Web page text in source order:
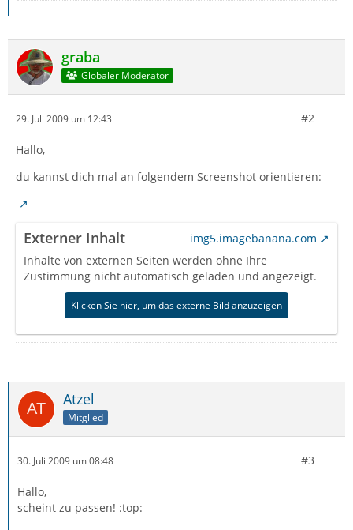
graba
Globaler Moderator
29. Juli 2009 um 12:43 #2
Hallo,
du kannst dich mal an folgendem Screenshot orientieren:
Externer Inhalt
img5.imagebanana.com
Inhalte von externen Seiten werden ohne Ihre
Zustimmung nicht automatisch geladen und angezeigt.
Klicken Sie hier, um das externe Bild anzuzeigen
Atzel
Mitglied
30. Juli 2009 um 08:48 #3
Hallo,
scheint zu passen! :top: